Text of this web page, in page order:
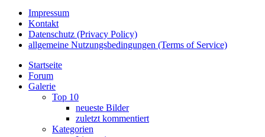
Impressum
Kontakt
Datenschutz (Privacy Policy)
allgemeine Nutzungsbedingungen (Terms of Service)
Startseite
Forum
Galerie
Top 10
neueste Bilder
zuletzt kommentiert
Kategorien